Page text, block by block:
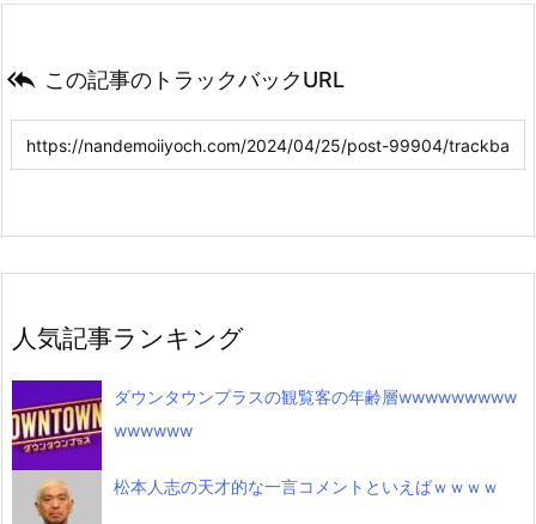
 この記事のトラックバックURL
人気記事ランキング
ダウンタウンプラスの観覧客の年齢層wwwwwwwww
wwwwww
松本人志の天才的な一言コメントといえばｗｗｗｗ